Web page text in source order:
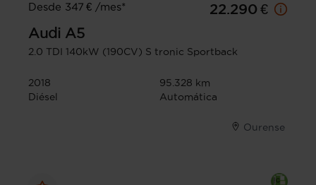
Desde 347 € /mes*
22.290 €
Audi A5
2.0 TDI 140kW (190CV) S tronic Sportback
2018
95.328 km
Diésel
Automática
Ourense